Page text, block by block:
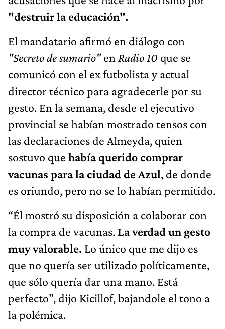
"destruir la educación".
El mandatario afirmó en diálogo con
"Secreto de sumario"en Radio 10 que se
comunicó con el ex futbolista y actual
director técnico para agradecerle por su
gesto. En la semana, desde el ejecutivo
provincial se habían mostrado tensos con
las declaraciones de Almeyda, quien
sostuvo que había querido comprar
vacunas para la ciudad de Azul, de donde
es oriundo, pero no se lo habían permitido.
“Él mostró su disposición a colaborar con
la compra de vacunas. La verdad un gesto
muy valorable. Lo único que me dijo es
que no quería ser utilizado políticamente,
que sólo quería dar una mano. Está
perfecto”, dijo Kicillof, bajandole el tono a
la polémica.